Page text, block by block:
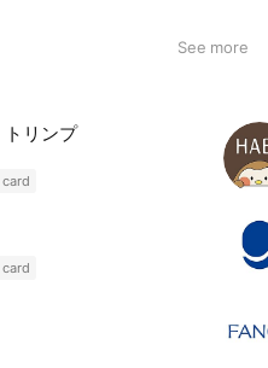
See more
トリンプ